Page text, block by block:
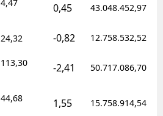
4,47 0,45 43.048.452,97
24,32 -0,82 12.758.532,52
113,30 -2,41 50.717.086,70
44,68 1,55 15.758.914,54